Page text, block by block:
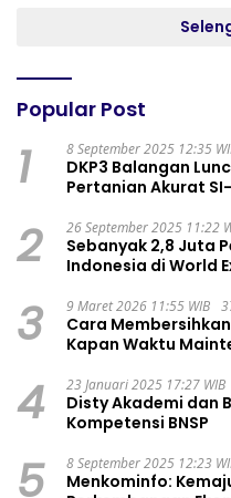
Popular Post
1 8 September 2025 12:35
DKP3 Balangan
Pertanian Akurat SI-
2 26 September 2025 11:22
Sebanyak 2,8 Juta
Indonesia di World
3 9 Maret 2026 11:55 WIB
Cara
Kapan Waktu
4 23 Januari 2025 17:27 WIB
Disty Akademi dan
Kompetensi BNSP
5 8 September 2025 12:23
Menkominfo: